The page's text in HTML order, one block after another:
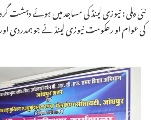
نئی دہلی : نیوزی لینڈ کی مساجد میں ہوئے دہشت
کی عوام او رحکومت نیوزی لینڈ نے جو ہمدردی